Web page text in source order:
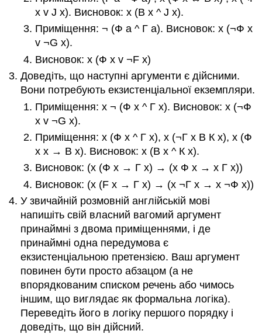
х v J х). Висновок: х (В х ^ J х).
Приміщення: ¬ (Ф а ^ Г а). Висновок: х (¬Ф х
v ¬G х).
Висновок: х (Ф х v ¬F х)
Доведіть, що наступні аргументи є дійсними.
Вони потребують екзистенціальної екземпляри.
Приміщення: х ¬ (Ф х ^ Г х). Висновок: х (¬Ф
х v ¬G х).
Приміщення: х (Ф х ^ Г х), х (¬Г х В К х), х (Ф
х х → В х). Висновок: х (В х ^ К х).
Висновок: (х (Ф х → Г х) → (х Ф х → х Г х))
Висновок: (х (F х → Г х) → (х ¬Г х → х ¬Ф х))
У звичайній розмовній англійській мові
напишіть свій власний вагомий аргумент
принаймні з двома приміщеннями, і де
принаймні одна передумова є
екзистенціальною претензією. Ваш аргумент
повинен бути просто абзацом (а не
впорядкованим списком речень або чимось
іншим, що виглядає як формальна логіка).
Переведіть його в логіку першого порядку і
доведіть, що він дійсний.